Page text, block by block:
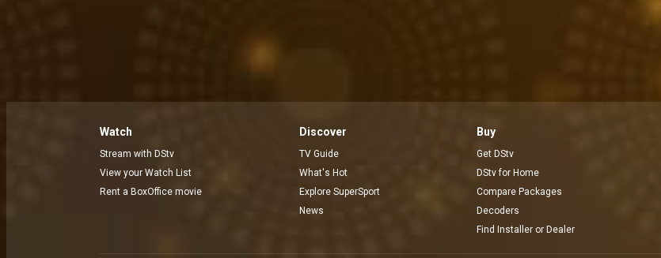
Watch
Stream with DStv
View your Watch List
Rent a BoxOffice movie
Discover
TV Guide
What's Hot
Explore SuperSport
News
Buy
Get DStv
DStv for Home
Compare Packages
Decoders
Find Installer or Dealer